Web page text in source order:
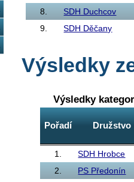
8.
SDH Duchcov
9.
SDH Děčany
Výsledky
Výsledky
Pořadí Družstvo
1.
SDH Hrobce
2.
PS Předonín